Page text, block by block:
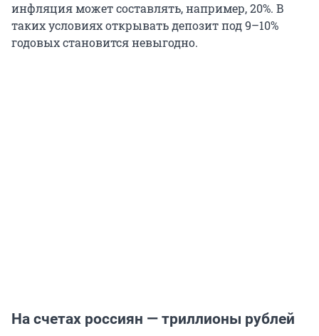
инфляция может составлять, например, 20%. В
таких условиях открывать депозит под 9–10%
годовых становится невыгодно.
На счетах россиян — триллионы рублей